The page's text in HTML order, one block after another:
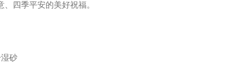
四季平安的美好祝福。
砂